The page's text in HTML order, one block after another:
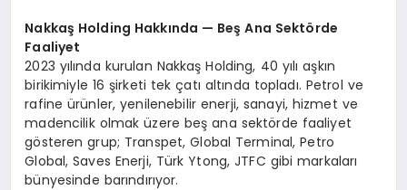
Nakkaş Holding Hakkında — Beş Ana Sektörde
Faaliyet
2023 yılında kurulan Nakkaş Holding, 40 yılı aşkın
birikimiyle 16 şirketi tek çatı altında topladı. Petrol ve
rafine ürünler, yenilenebilir enerji, sanayi, hizmet ve
madencilik olmak üzere beş ana sektörde faaliyet
gösteren grup; Transpet, Global Terminal, Petro
Global, Saves Enerji, Türk Ytong, JTFC gibi markaları
bünyesinde barındırıyor.